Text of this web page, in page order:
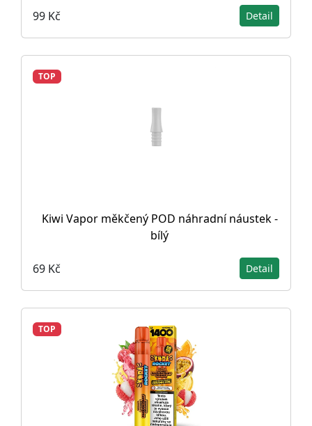
99 Kč Detail
TOP
Kiwi Vapor měkčený POD náhradní náustek -
bílý
69 Kč Detail
TOP